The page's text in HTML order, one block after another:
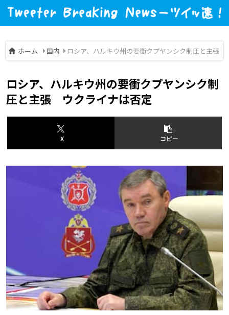
ホーム 国内 ロシア、ハルキウ州の要衝クプヤンシク制圧と主張
ロシア、ハルキウ州の要衝クプヤンシク制
圧と主張 ウクライナは否定
X コピー